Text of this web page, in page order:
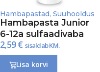
Hambapastad, Suuhooldus
Hambapasta Junior
6-12a sulfaadivaba
2,59€ sisaldab KM.
Lisa korvi